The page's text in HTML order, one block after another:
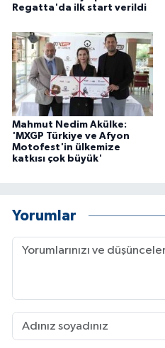
Regatta'da ilk start verildi
Mahmut Nedim Akülke:
'MXGP Türkiye ve Afyon
Motofest'in ülkemize
katkısı çok büyük'
Yorumlar